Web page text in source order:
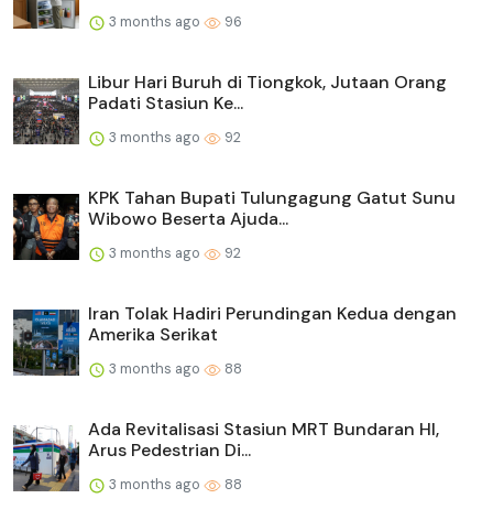
3 months ago 96
Libur Hari Buruh di Tiongkok, Jutaan Orang
Padati Stasiun Ke...
3 months ago 92
KPK Tahan Bupati Tulungagung Gatut Sunu
Wibowo Beserta Ajuda...
3 months ago 92
Iran Tolak Hadiri Perundingan Kedua dengan
Amerika Serikat
3 months ago 88
Ada Revitalisasi Stasiun MRT Bundaran HI,
Arus Pedestrian Di...
3 months ago 88